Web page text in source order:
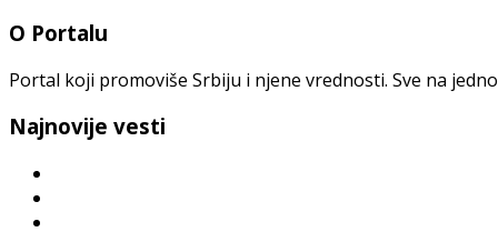
O Portalu
Portal koji promoviše Srbiju i njene vrednosti. Sve na
Najnovije vesti